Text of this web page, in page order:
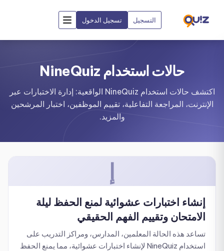
التسجيل تسجيل الدخول
حالات استخدام NineQuiz
اكتشف حالات استخدام NineQuiz الواقعية: إدارة الاختبارات عبر
الإنترنت، المراجعة التفاعلية، تقييم الموظفين، اختبار المرشحين
والمزيد.
إ
إنشاء اختبارات عشوائية لمنع الحفظ ليلة
الامتحان وتقييم الفهم الحقيقي
تساعد هذه الحالة المعلمين، المدارس، ومراكز التدريب على
استخدام NineQuiz لإنشاء اختبارات عشوائية، مما يمنع الحفظ